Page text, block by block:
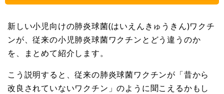
新しい小児向けの肺炎球菌(はいえんきゅうきん)ワクチ
ンが、従来の小児肺炎球菌ワクチンとどう違うのか
を、まとめて紹介します。
こう説明すると、従来の肺炎球菌ワクチンが「昔から
改良されていないワクチン」のように聞こえるかもし